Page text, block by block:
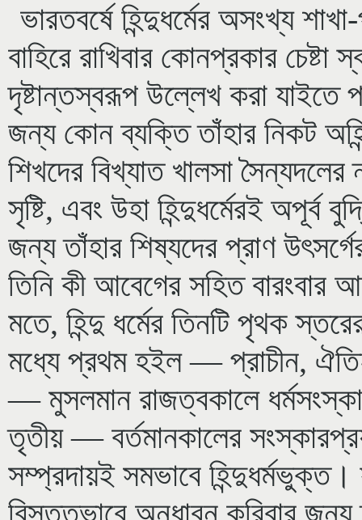
ভারতবর্ষে হিন্দুধর্মের অসংখ্য
বাহিরে রাখিবার কোনপ্রকার
দৃষ্টান্তস্বরূপ উল্লেখ করা যাইতে
জন্য কোন ব্যক্তি তাঁহার নিকট
শিখদের বিখ্যাত খালসা সৈন্যদলের
সৃষ্টি, এবং উহা হিন্দুধর্মেরই অপূর্ব
জন্য তাঁহার শিষ্যদের প্রাণ
তিনি কী আবেগের সহিত বারংবার
মতে, হিন্দু ধর্মের তিনটি পৃথক
মধ্যে প্রথম হইল — প্রাচীন,
— মুসলমান রাজত্বকালে
তৃতীয় — বর্তমানকালের
সম্প্রদায়ই সমভাবে